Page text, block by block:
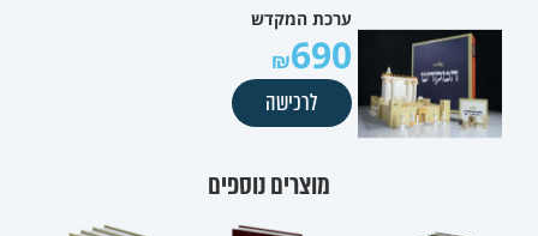
ערכת המקדש
690
לרכישה
מוצרים נוספים